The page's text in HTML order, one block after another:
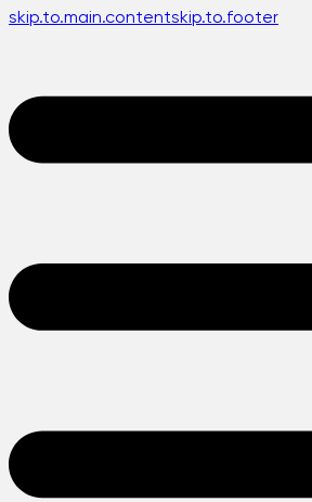
skip.to.main.contentskip.to.footer